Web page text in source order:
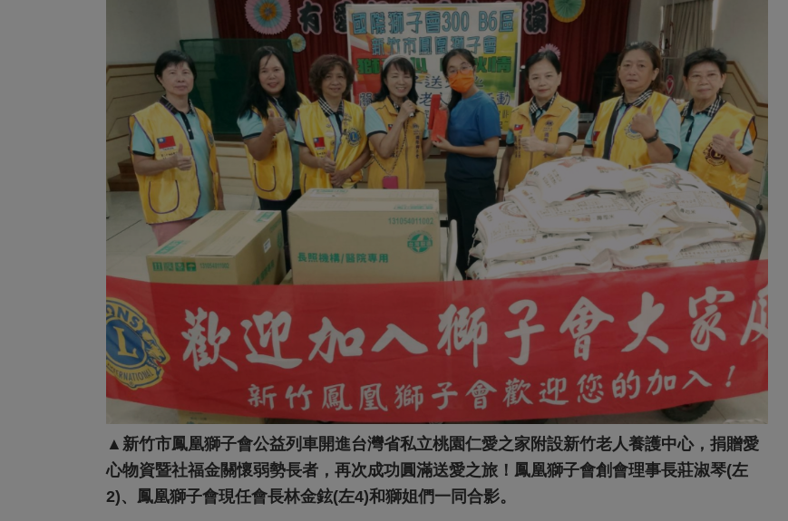
▲新竹市鳳凰獅子會公益列車開進台灣省私立桃園仁愛之家附設新竹老人養護中心，捐贈愛
心物資暨社福金關懷弱勢長者，再次成功圓滿送愛之旅！鳳凰獅子會創會理事長莊淑琴(左
2)、鳳凰獅子會現任會長林金鉉(左4)和獅姐們一同合影。